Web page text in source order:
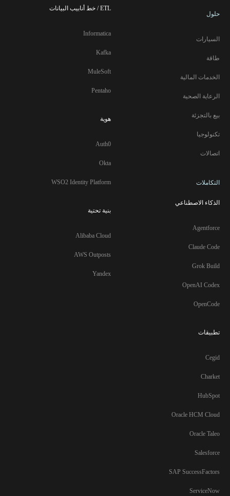
حلول
السيارات
طاقة
الخدمات المالية
الرعاية الصحية
بيع بالتجزئة
تكنولوجيا
اتصالات
التكاملات
الذكاء الاصطناعي
Agentforce
Claude Code
Grok Build
OpenAI Codex
OpenCode
تطبيقات
Cegid
Charket
HubSpot
Oracle HCM Cloud
Oracle Taleo
Salesforce
SAP SuccessFactors
ServiceNow
ETL / خط أنابيب البيانات
Informatica
Kafka
MuleSoft
Pentaho
هوية
Auth0
Okta
WSO2 Identity Platform
بنية تحتية
Alibaba Cloud
AWS Outposts
Yandex